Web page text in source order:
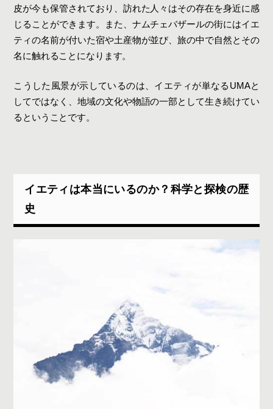
皮が今も保管されており、訪れた人々はその存在を身近に感
じることができます。また、ナムチェバザールの街にはイエ
ティの名前が付いた宿や土産物が並び、旅の中で自然とその
名に触れることになります。
こうした風景が示しているのは、イエティが単なるUMAと
してではなく、地域の文化や物語の一部として生き続けてい
るということです。
イエティは本当にいるのか？科学と探検の歴
史